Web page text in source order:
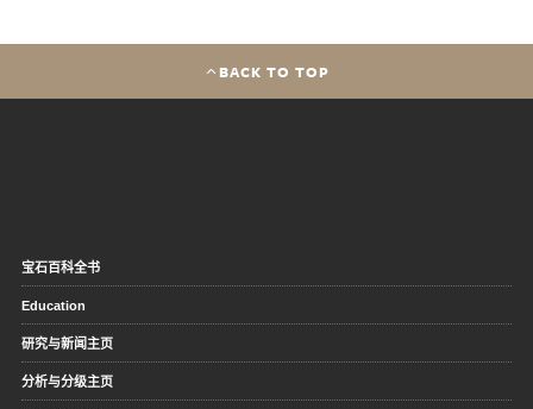
BACK TO TOP
宝石百科全书
Education
研究与新闻主页
分析与分级主页